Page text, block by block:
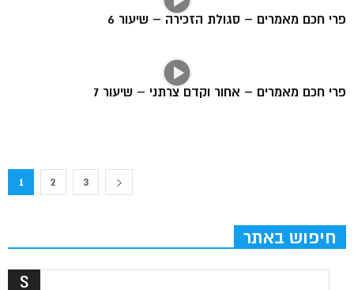
פרי חכם מאמרים – סגולת הזכירה – שיעור 6
פרי חכם מאמרים – אחור וקדם צרתני – שיעור 7
1 2 3
חיפוש באתר